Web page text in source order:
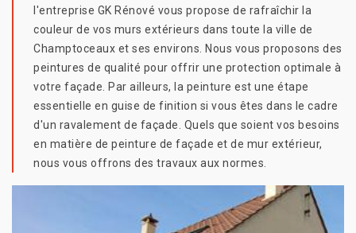
l'entreprise GK Rénové vous propose de rafraîchir la
couleur de vos murs extérieurs dans toute la ville de
Champtoceaux et ses environs. Nous vous proposons des
peintures de qualité pour offrir une protection optimale à
votre façade. Par ailleurs, la peinture est une étape
essentielle en guise de finition si vous êtes dans le cadre
d'un ravalement de façade. Quels que soient vos besoins
en matière de peinture de façade et de mur extérieur,
nous vous offrons des travaux aux normes.